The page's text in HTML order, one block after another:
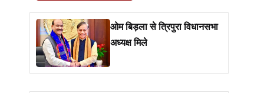
ओम बिड़ला से त्रिपुरा विधानसभा
अध्यक्ष मिले